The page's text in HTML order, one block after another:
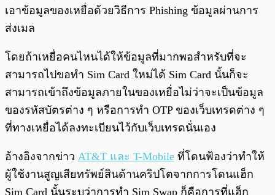
เอาข้อมูลของเหยื่อด้วยวิธีการ Phishing ข้อมูลผ่านการ
ส่งเมล
โดยถ้าเหยื่อคนไหนได้ให้ข้อมูลที่มากพอสำหรับที่จะ
สามารถไปขอทำ Sim Card ใหม่ได้ Sim Card นั้นก็จะ
สามารถเข้าถึงข้อมูลภายในของเหยื่อไม่ว่าจะเป็นข้อมูล
ของรหัสบัตรต่าง ๆ หรือการทำ OTP ของเว็บเทรดต่าง ๆ
ที่ทางเหยื่อได้ลงทะเบียนไว้กับเว็บเทรดนั่นเอง
อ้างอิงจากข่าว AT&T และ T-Mobile ที่โดนฟ้องว่าทำให้
ผู้ใช้งานสูญเสียทรัพย์สินด้านคริปโตจากการโดนแฮ็ก
Sim Card นั้นระบุว่าการทำ Sim Swap ก็คือการที่แฮ็ก